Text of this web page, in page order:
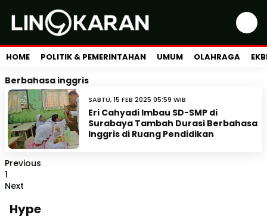
HOME POLITIK & PEMERINTAHAN UMUM OLAHRAGA
Berbahasa inggris
SABTU, 15 FEB 2025 05:59 WIB
Eri Cahyadi Imbau SD-SMP di
Surabaya Tambah Durasi Berbahasa
Inggris di Ruang Pendidikan
Previous
1
Next
Hype